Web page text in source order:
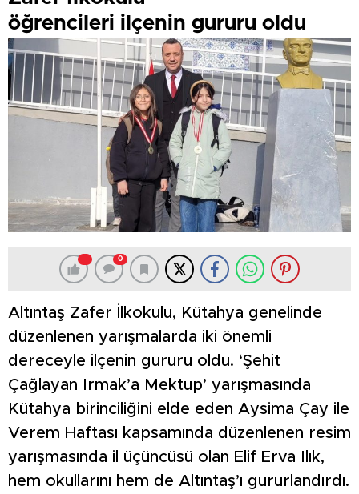
öğrencileri ilçenin gururu oldu
0
Altıntaş Zafer İlkokulu, Kütahya genelinde
düzenlenen yarışmalarda iki önemli
dereceyle ilçenin gururu oldu. ‘Şehit
Çağlayan Irmak’a Mektup’ yarışmasında
Kütahya birinciliğini elde eden Aysima Çay ile
Verem Haftası kapsamında düzenlenen resim
yarışmasında il üçüncüsü olan Elif Erva Ilık,
hem okullarını hem de Altıntaş’ı gururlandırdı.